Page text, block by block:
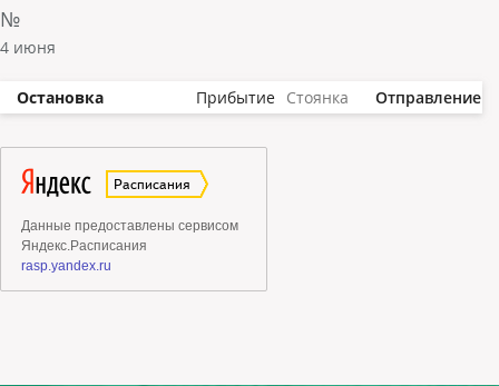
№
4 июня
Остановка Прибытие Стоянка Отправление